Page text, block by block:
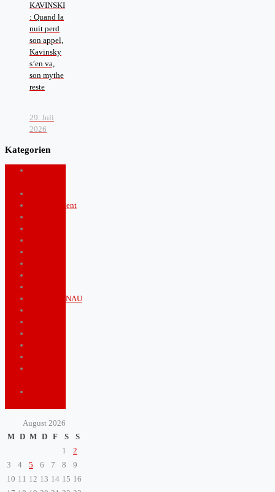
KAVINSKI
: Quand la
nuit perd
son appel,
Kavinsky
s’en va,
son mythe
reste
29. Juli
2026
Kategorien
Entertainment
PUNKTGENAU
August 2026
M D M D F S
S
1
2
3
4 5 6 7 8
9
10 11 12 13 14 15 16